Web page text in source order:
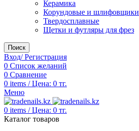
Керамика
Корундовые и шлифовщики
Твердосплавные
Щетки и футляры для фрез
Поиск
Вход/ Регистрация
0 Список желаний
0 Сравнение
0 items / Цена: 0 тг.
Меню
0 items / Цена: 0 тг.
Каталог товаров